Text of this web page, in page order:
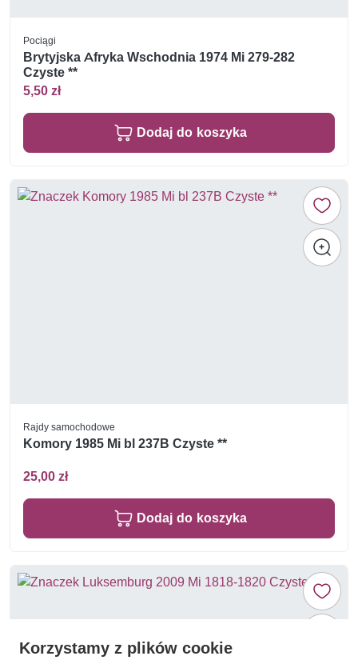
Pociągi
Brytyjska Afryka Wschodnia 1974 Mi 279-282
Czyste **
5,50 zł
Dodaj do koszyka
Rajdy samochodowe
Komory 1985 Mi bl 237B Czyste **
25,00 zł
Dodaj do koszyka
Korzystamy z plików cookie